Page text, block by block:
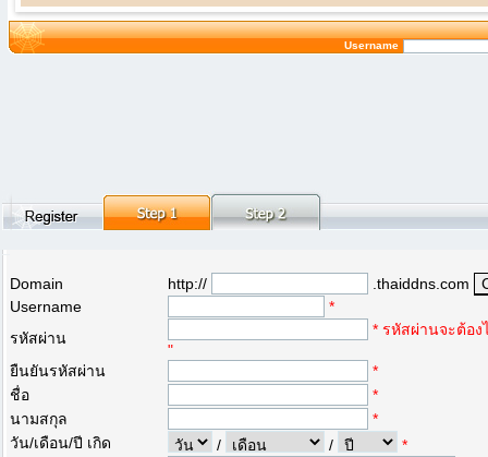
Username
Domain http://
.thaiddns.com
Username
*
รหัสผ่าน
* รหัสผ่านจะต้อง
"
ยืนยันรหัสผ่าน
*
ชื่อ
*
นามสกุล
*
วัน/เดือน/ปี เกิด
/ /
*